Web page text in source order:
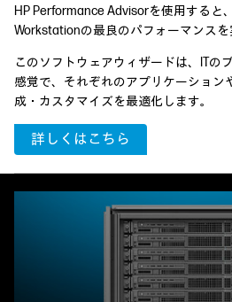
HP Performance Advisorを使用すると
Workstationの最良のパフォーマンスを
このソフトウェアウィザードは、ITの
感覚で、それぞれのアプリケーション
成・カスタマイズを最適化します。
詳しくはこちら